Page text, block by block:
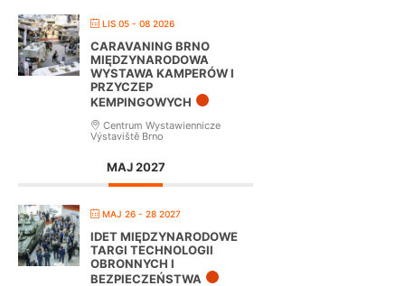
LIS 05 - 08 2026
CARAVANING BRNO
MIĘDZYNARODOWA
WYSTAWA KAMPERÓW I
PRZYCZEP
KEMPINGOWYCH
Centrum Wystawiennicze
Výstaviště Brno
MAJ 2027
MAJ 26 - 28 2027
IDET MIĘDZYNARODOWE
TARGI TECHNOLOGII
OBRONNYCH I
BEZPIECZEŃSTWA